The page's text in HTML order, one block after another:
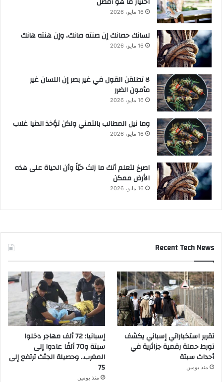
16 مايو، 2026
لسانك حصانك إن صنته صانك، وإن هنته هانك
16 مايو، 2026
لا تطلقن القول في غير بصر إن اللسان غير
مأمون الضرر
16 مايو، 2026
وما نيل المطالب بالتمني ولكن تؤخذ الدنيا غلاب
16 مايو، 2026
‫اصرخ لتعلم أنك ما زلتَ حيّاً وأن الحياة على هذه
الأرض ممكن
16 مايو، 2026
Recent Tech News
تقرير استخباراتي إسباني يكشف
تورط حملة رقمية جزائرية في
أحداث سبتة
منذ يومين
إسبانيا: 72 ألف مهاجر دخلوا
سبتة و70 ألفًا عادوا إلى
المغرب.. وحصيلة الجثث ترتفع إلى
75
منذ يومين